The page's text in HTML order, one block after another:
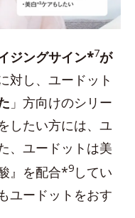
ジングサイン*7が
対し、ユードット
」方向けのシリー
したい方には、ユ
、ユードットは美
』を配合*9 してい
ユードットをおす